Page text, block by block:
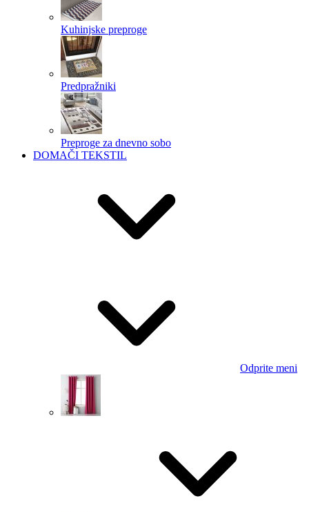
Kuhinjske preproge
Predpražniki
Preproge za dnevno sobo
DOMAČI TEKSTIL
Odprite meni